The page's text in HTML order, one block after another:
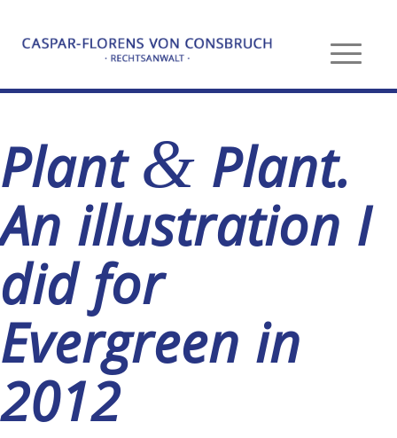
Plant& Plant.
An illustration I
did for
Evergreen in
2012